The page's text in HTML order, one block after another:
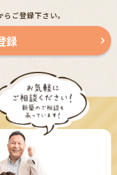
ご登録下さい。
録